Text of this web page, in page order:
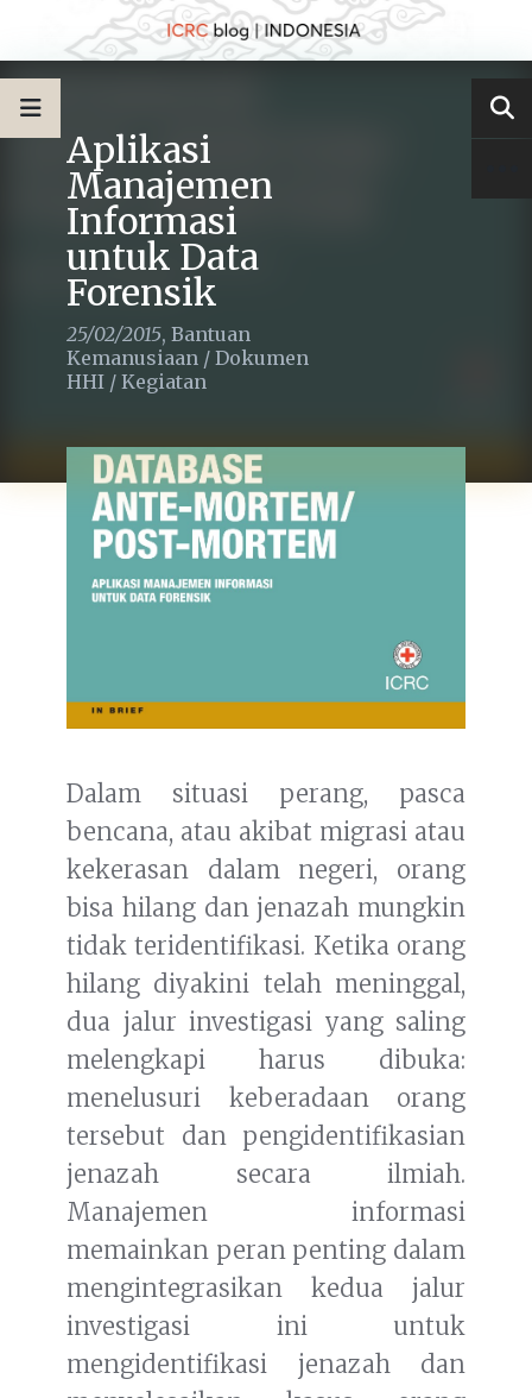
Aplikasi
Manajemen
Informasi
untuk Data
Forensik
25/02/2015, Bantuan
Kemanusiaan / Dokumen
HHI / Kegiatan
Dalam situasi perang, pasca
bencana, atau akibat migrasi atau
kekerasan dalam negeri, orang
bisa hilang dan jenazah mungkin
tidak teridentifikasi. Ketika orang
hilang diyakini telah meninggal,
dua jalur investigasi yang saling
melengkapi harus dibuka:
menelusuri keberadaan orang
tersebut dan pengidentifikasian
jenazah secara ilmiah.
Manajemen informasi
memainkan peran penting dalam
mengintegrasikan kedua jalur
investigasi ini untuk
mengidentifikasi jenazah dan